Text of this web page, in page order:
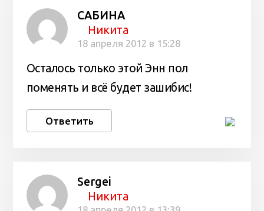
САБИНА
Никита
18 апреля 2012 в 15:28
Осталось только этой Энн пол
поменять и всё будет зашибис!
Ответить
Sergei
Никита